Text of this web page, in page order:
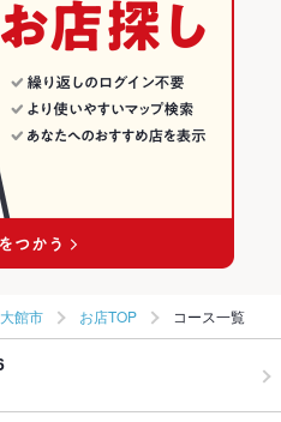
大館市 お店TOP コース一覧